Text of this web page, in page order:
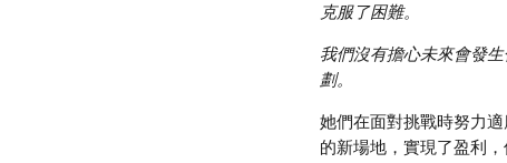
克服了困難。
我們沒有擔心未來會發
劃。
她們在面對挑戰時努力
的新場地，實現了盈利